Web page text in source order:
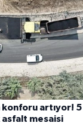
konforu artıyor!
asfalt mesaisi